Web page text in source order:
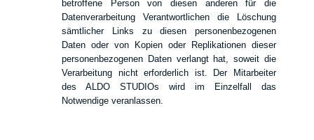
betroffene Person von diesen anderen für die
Datenverarbeitung Verantwortlichen die Löschung
sämtlicher Links zu diesen personenbezogenen
Daten oder von Kopien oder Replikationen dieser
personenbezogenen Daten verlangt hat, soweit die
Verarbeitung nicht erforderlich ist. Der Mitarbeiter
des ALDO STUDIOs wird im Einzelfall das
Notwendige veranlassen.